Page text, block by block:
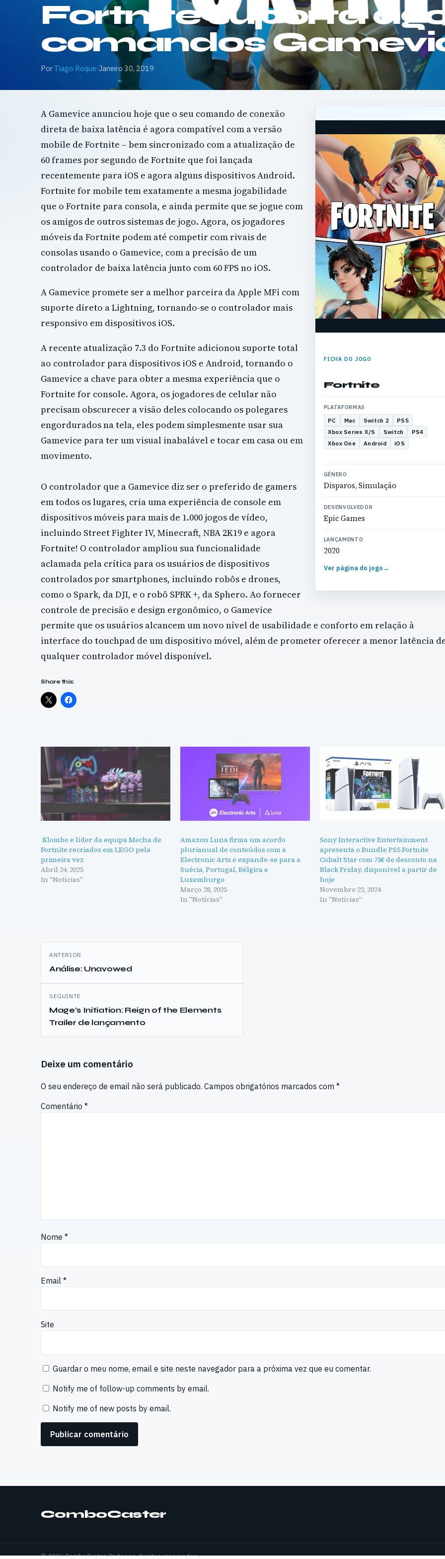
Fortnite suporta
comandos
Por Tiago Roque·Janeiro 30, 2019
FICHA DO JOGO
Fortnite
PLATAFORMAS
PC Mac Switch 2
PS5
Xbox Series X/S
Switch
PS4
Xbox One
Android iOS
GÉNERO
Disparos, Simulação
DESENVOLVEDOR
Epic Games
LANÇAMENTO
2020
Ver página do jogo→
A Gamevice anunciou hoje que o seu comando de conexão
direta de baixa latência é agora compatível com a versão
mobile de Fortnite – bem sincronizado com a atualização de
60 frames por segundo de Fortnite que foi lançada
recentemente para iOS e agora alguns dispositivos Android.
Fortnite for mobile tem exatamente a mesma jogabilidade
que o Fortnite para consola, e ainda permite que se jogue com
os amigos de outros sistemas de jogo. Agora, os jogadores
móveis da Fortnite podem até competir com rivais de
consolas usando o Gamevice, com a precisão de um
controlador de baixa latência junto com 60 FPS no iOS.
A Gamevice promete ser a melhor parceira da Apple MFi com
suporte direto a Lightning, tornando-se o controlador mais
responsivo em dispositivos iOS.
A recente atualização 7.3 do Fortnite adicionou suporte total
ao controlador para dispositivos iOS e Android, tornando o
Gamevice a chave para obter a mesma experiência que o
Fortnite for console. Agora, os jogadores de celular não
precisam obscurecer a visão deles colocando os polegares
engordurados na tela, eles podem simplesmente usar sua
Gamevice para ter um visual inabalável e tocar em casa ou em
movimento.
O controlador que a Gamevice diz ser o preferido de gamers
em todos os lugares, cria uma experiência de console em
dispositivos móveis para mais de 1.000 jogos de vídeo,
incluindo Street Fighter IV, Minecraft, NBA 2K19 e agora
Fortnite! O controlador ampliou sua funcionalidade
aclamada pela crítica para os usuários de dispositivos
controlados por smartphones, incluindo robôs e drones,
como o Spark, da DJI, e o robô SPRK +, da Sphero. Ao fornecer
controle de precisão e design ergonômico, o Gamevice
permite que os usuários alcancem um novo nível de usabilidade e conforto em relação à
interface do touchpad de um dispositivo móvel, além de prometer oferecer a menor latência
qualquer controlador móvel disponível.
Share this:
Klombo e líder da equipa Mecha de
Fortnite recriados em LEGO pela
primeira vez
Abril 24, 2025
In "Notícias"
Amazon Luna firma um acordo
plurianual de conteúdos com a
Electronic Arts e expande-se para a
Suécia, Portugal, Bélgica e
Luxemburgo
Março 28, 2025
In "Notícias"
Sony Interactive Entertainment
apresenta o Bundle PS5 Fortnite
Cobalt Star com 75€ de desconto na
Black Friday, disponível a partir de
hoje
Novembro 22, 2024
In "Notícias"
Navegação
de
artigos
ANTERIOR
Análise: Unavowed
SEGUINTE
Mage’s Initiation: Reign of the Elements
Trailer de lançamento
Deixe um comentário
O seu endereço de email não será publicado. Campos obrigatórios marcados com *
Comentário *
Nome *
Email *
Site
Guardar o meu nome, email e site neste navegador para a próxima vez que eu comentar.
Notify me of follow-up comments by email.
Notify me of new posts by email.
ComboCaster
© 2026 ComboCaster. Todos os direitos reservados.